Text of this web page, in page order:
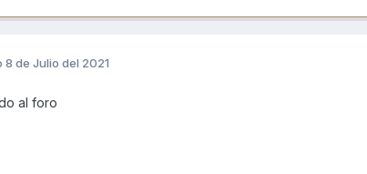
8 de Julio del 2021
al foro